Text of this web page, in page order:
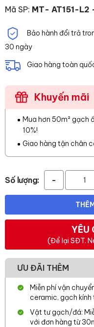
Mã SP: MT- AT151-L2
Bảo hành đổi trả
30 ngày
Giao hàng toàn
Khuyến mãi
Mua hơn 50m² gạch
10%!
Giao hàng tận chân
Số lượng: -
YÊU
(Để lại SĐT.
ƯU ĐÃI THÊM
Miễn phí vận
ceramic, gạch kính
Vật tư gạch/đá:
với đơn hàng từ